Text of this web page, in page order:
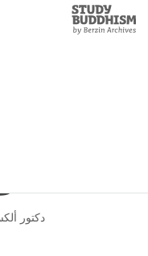
Study
Buddhism
البوذية:
دكتور